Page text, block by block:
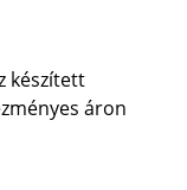
készített
áron